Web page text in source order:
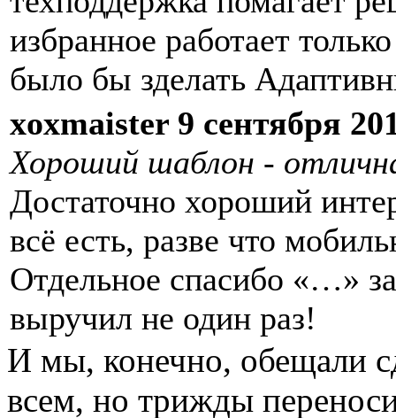
избранное работает
было бы зделать
xoxmaister 9 сентября
Хороший шаблон -
Достаточно хороший
всё есть, разве что
Отдельное спасибо «…»
выручил не один раз!
И мы, конечно, обещали
всем, но трижды